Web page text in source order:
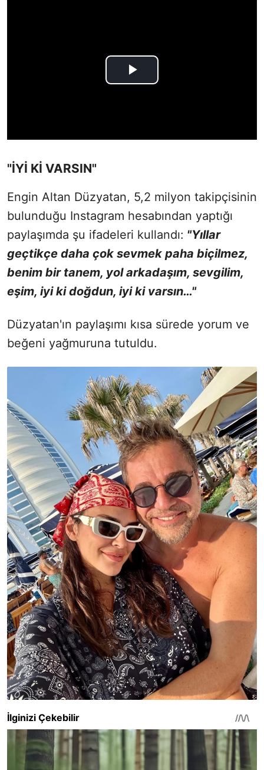
"İYİ Kİ VARSIN"
Engin Altan Düzyatan, 5,2 milyon takipçisinin
bulunduğu Instagram hesabından yaptığı
paylaşımda şu ifadeleri kullandı: "Yıllar
geçtikçe daha çok sevmek paha biçilmez,
benim bir tanem, yol arkadaşım, sevgilim,
eşim, iyi ki doğdun, iyi ki varsın…"
Düzyatan'ın paylaşımı kısa sürede yorum ve
beğeni yağmuruna tutuldu.